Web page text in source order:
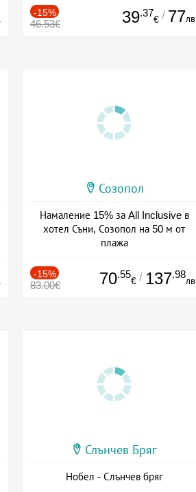
-15%
46.53€ 39.37
€ / 77лв.
Созопол
Намаление 15% за All Inclusive в
хотел Съни, Созопол на 50 м от
плажа
-15%
83.00€ 70.55
€ / 137.98
лв.
Слънчев Бряг
Нобел - Слънчев бряг